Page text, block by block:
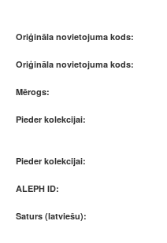
Oriģināla novietojuma kods:
Oriģināla novietojuma kods:
Mērogs:
Pieder kolekcijai:
Pieder kolekcijai:
ALEPH ID:
Saturs (latviešu):